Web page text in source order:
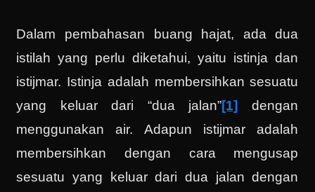
Dalam pembahasan buang hajat, ada dua
istilah yang perlu diketahui, yaitu istinja dan
istijmar. Istinja adalah membersihkan sesuatu
yang keluar dari “dua jalan”[1] dengan
menggunakan air. Adapun istijmar adalah
membersihkan dengan cara mengusap
sesuatu yang keluar dari dua jalan dengan